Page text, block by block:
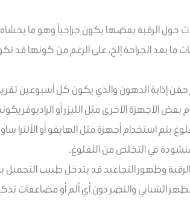
حول الرقبة بعضها يكون جراحياً وهو ما يخشاه
ما بعد الجراحة إلخ، على الرغم من كونها قد
يتم استخدام أجهزة مثل الهايفو أو الألترا
في التخلص من اللغلوغ.
وظهور التجاعيد قد يتدخل طبيب التجميل
الشبابي والنضر دون أي ألم أو مضاعفات